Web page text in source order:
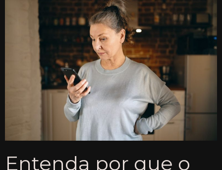
Entenda por que o